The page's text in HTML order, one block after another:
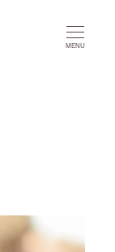
MENU